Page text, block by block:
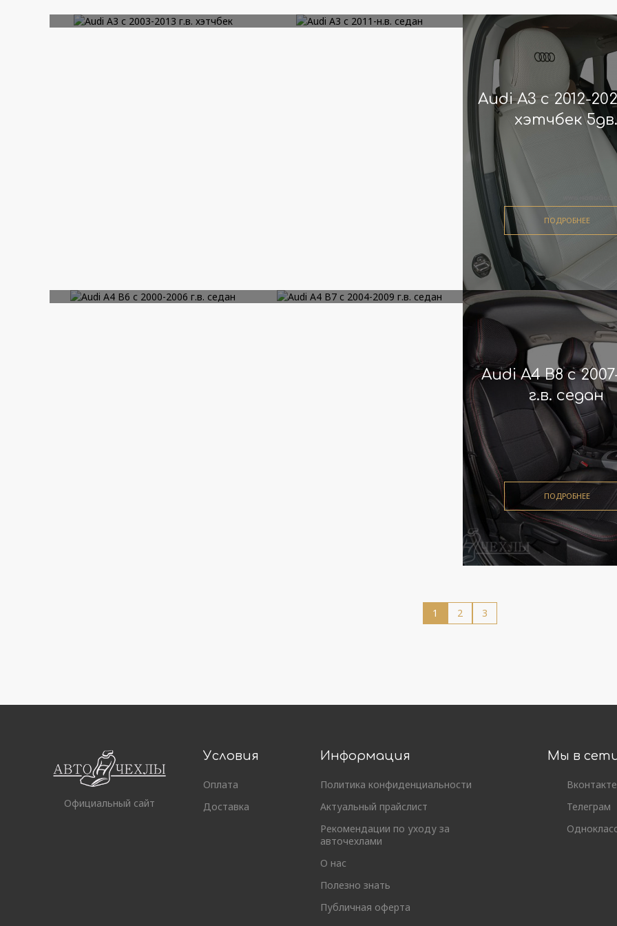
Audi A3 с 2012-
хэтчбек 5дв.
ПОДРОБНЕЕ
Audi A4 B8 с
г.в. седан
ПОДРОБНЕЕ
1 2 3
Официальный сайт
Условия
Оплата
Доставка
Информация
Политика конфиденциальности
Актуальный прайслист
Рекомендации по уходу за
авточехлами
О нас
Полезно знать
Публичная оферта
Мы в
Вконтакте
Телеграм